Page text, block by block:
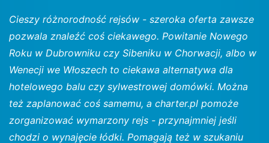
Cieszy różnorodność rejsów - szeroka oferta zawsze
pozwala znaleźć coś ciekawego. Powitanie Nowego
Roku w Dubrowniku czy Sibeniku w Chorwacji, albo w
Wenecji we Włoszech to ciekawa alternatywa dla
hotelowego balu czy sylwestrowej domówki. Można
też zaplanować coś samemu, a charter.pl pomoże
zorganizować wymarzony rejs - przynajmniej jeśli
chodzi o wynajęcie łódki. Pomagają też w szukaniu